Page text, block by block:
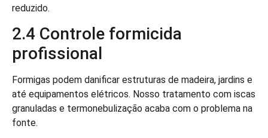
reduzido.
2.4 Controle formicida
profissional
Formigas podem danificar estruturas de madeira, jardins e
até equipamentos elétricos. Nosso tratamento com iscas
granuladas e termonebulização acaba com o problema na
fonte.